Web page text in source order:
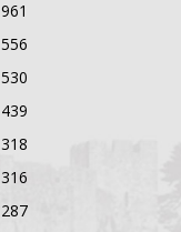
961
556
530
439
318
316
287